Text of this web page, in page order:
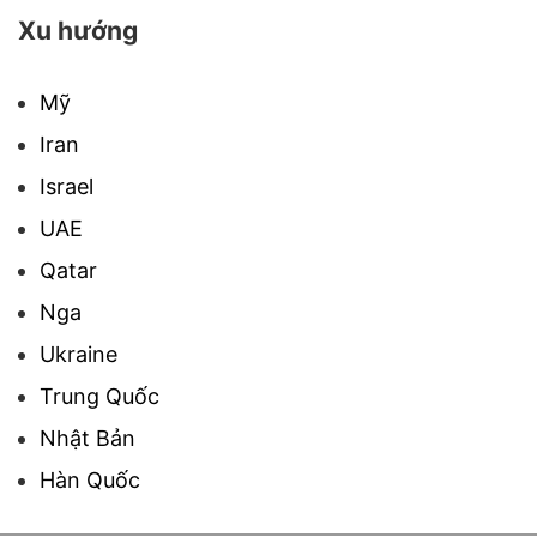
Xu hướng
Mỹ
Iran
Israel
UAE
Qatar
Nga
Ukraine
Trung Quốc
Nhật Bản
Hàn Quốc